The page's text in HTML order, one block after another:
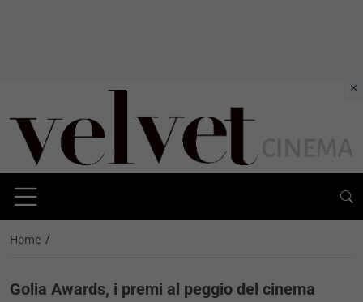
Home /
Golia Awards, i premi al peggio del cinema
×